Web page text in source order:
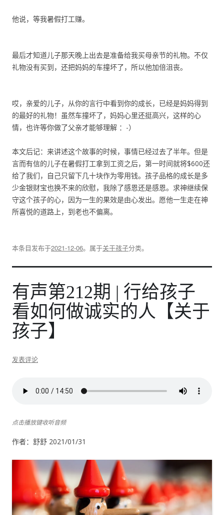
他说，等我暑假打工赚。
最后才知道儿子那天晚上出去是准备给我买母亲节的礼物。不仅
礼物没有买到，还把妈妈的车撞坏了，所以他加倍沮丧。
哎，亲爱的儿子，从你的言行中看到你的成长，已经是妈妈得到
的最好的礼物！虽然车撞坏了，妈妈心里还挺高兴，这样的心
情，也许等你做了父亲才能够理解 ：-）
本文后记：来讲述这个故事的时候，事情已经过去了半年。但是
言而有信的儿子在暑假打工拿到工资之后，第一时间就将$600还
给了我们，自己只留下几十块作为零用钱。孩子品格的成长是多
少金银财宝也换不来的欣慰，我除了感恩还是感恩。求神继续保
守这个孩子的心，因为一生的果效是由心发出。愿他一生走在神
所喜悦的道路上，到老也不偏离。
本条目发布于2021-12-06。属于关于孩子分类。
有声第212期 | 行给孩子
看如何做诚实的人【关于
孩子】
发表评论
点击播放键收听音频
作者：舒舒 2021/01/31